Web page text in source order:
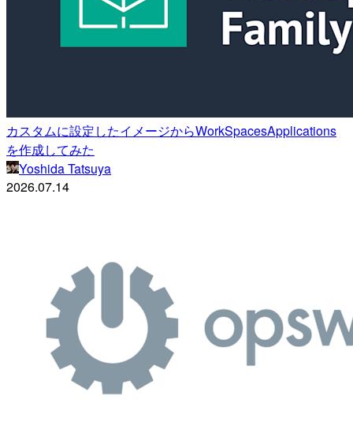
カスタムに設定したイメージからWorkSpacesApplications
を作成してみた
Yoshida Tatsuya
2026.07.14